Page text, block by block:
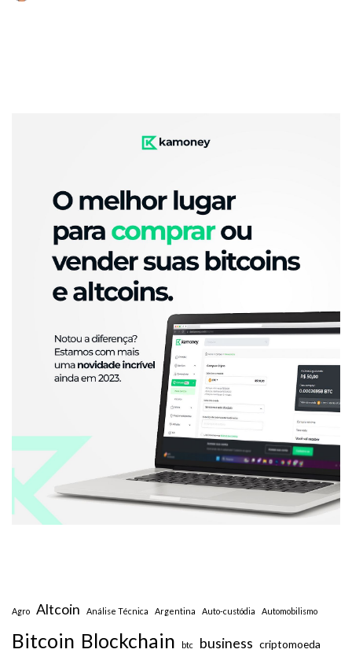
Agro Altcoin Análise Técnica Argentina Auto-custódia Automobilismo
Bitcoin Blockchain btc business criptomoeda